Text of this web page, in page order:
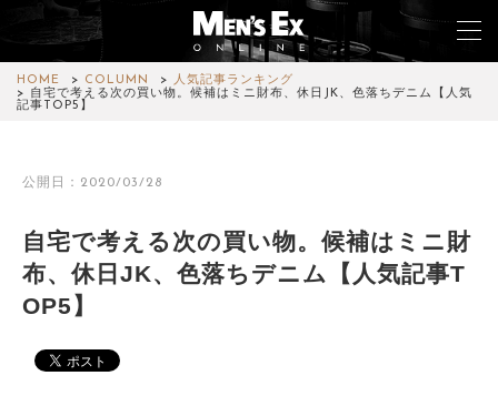
HOME COLUMN
人気記事ランキング
自宅で考える次の買い物。候補はミニ財布、休日JK、色落ちデニム【人気
記事TOP5】
公開日：2020/03/28
自宅で考える次の買い物。候補はミニ財
布、休日JK、色落ちデニム【人気記事T
OP5】
FASHION
WATCH
CAR&BIKE